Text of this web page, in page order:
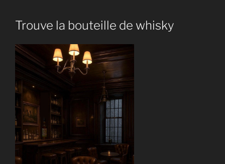
Trouve la bouteille de whisky